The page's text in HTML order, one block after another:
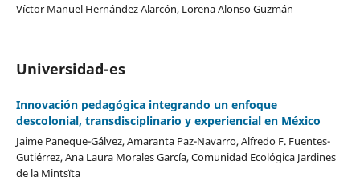
Víctor Manuel Hernández Alarcón, Lorena Alonso Guzmán
Universidad-es
Innovación pedagógica integrando un enfoque
descolonial, transdisciplinario y experiencial en México
Jaime Paneque-Gálvez, Amaranta Paz-Navarro, Alfredo F. Fuentes-
Gutiérrez, Ana Laura Morales García, Comunidad Ecológica Jardines
de la Mintsïta